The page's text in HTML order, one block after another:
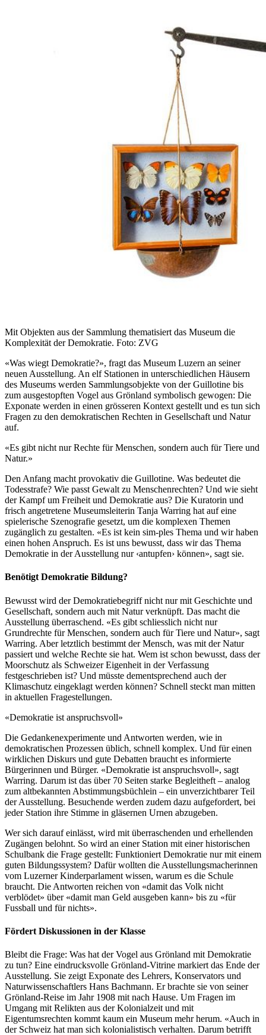
Mit Objekten aus der Sammlung thematisiert das Museum die
Komplexität der Demokratie. Foto: ZVG
«Was wiegt Demokratie?», fragt das Museum Luzern an seiner
neuen Ausstellung. An elf Stationen in unterschiedlichen Häusern
des Museums werden Sammlungsobjekte von der Guillotine bis
zum ausgestopften Vogel aus Grönland symbolisch gewogen: Die
Exponate werden in einen grösseren Kontext gestellt und es tun sich
Fragen zu den demokratischen Rechten in Gesellschaft und Natur
auf.
«Es gibt nicht nur Rechte für Menschen, sondern auch für Tiere und
Natur.»
Den Anfang macht provokativ die Guillotine. Was bedeutet die
Todesstrafe? Wie passt Gewalt zu Menschenrechten? Und wie sieht
der Kampf um Freiheit und Demokratie aus? Die Kuratorin und
frisch angetretene Museumsleiterin Tanja Warring hat auf eine
spielerische Szenografie gesetzt, um die komplexen Themen
zugänglich zu gestalten. «Es ist kein sim-ples Thema und wir haben
einen hohen Anspruch. Es ist uns bewusst, dass wir das Thema
Demokratie in der Ausstellung nur ‹antupfen› können», sagt sie.
Benötigt Demokratie Bildung?
Bewusst wird der Demokratiebegriff nicht nur mit Geschichte und
Gesellschaft, sondern auch mit Natur verknüpft. Das macht die
Ausstellung überraschend. «Es gibt schliesslich nicht nur
Grundrechte für Menschen, sondern auch für Tiere und Natur», sagt
Warring. Aber letztlich bestimmt der Mensch, was mit der Natur
passiert und welche Rechte sie hat. Wem ist schon bewusst, dass der
Moorschutz als Schweizer Eigenheit in der Verfassung
festgeschrieben ist? Und müsste dementsprechend auch der
Klimaschutz eingeklagt werden können? Schnell steckt man mitten
in aktuellen Fragestellungen.
«Demokratie ist anspruchsvoll»
Die Gedankenexperimente und Antworten werden, wie in
demokratischen Prozessen üblich, schnell komplex. Und für einen
wirklichen Diskurs und gute Debatten braucht es informierte
Bürgerinnen und Bürger. «Demokratie ist anspruchsvoll», sagt
Warring. Darum ist das über 70 Seiten starke Begleitheft – analog
zum altbekannten Abstimmungsbüchlein – ein unverzichtbarer Teil
der Ausstellung. Besuchende werden zudem dazu aufgefordert, bei
jeder Station ihre Stimme in gläsernen Urnen abzugeben.
Wer sich darauf einlässt, wird mit überraschenden und erhellenden
Zugängen belohnt. So wird an einer Station mit einer historischen
Schulbank die Frage gestellt: Funktioniert Demokratie nur mit einem
guten Bildungssystem? Dafür wollten die Ausstellungsmacherinnen
vom Luzerner Kinderparlament wissen, warum es die Schule
braucht. Die Antworten reichen von «damit das Volk nicht
verblödet» über «damit man Geld ausgeben kann» bis zu «für
Fussball und für nichts».
Fördert Diskussionen in der Klasse
Bleibt die Frage: Was hat der Vogel aus Grönland mit Demokratie
zu tun? Eine eindrucksvolle Grönland-Vitrine markiert das Ende der
Ausstellung. Sie zeigt Exponate des Lehrers, Konservators und
Naturwissenschaftlers Hans Bachmann. Er brachte sie von seiner
Grönland-Reise im Jahr 1908 mit nach Hause. Um Fragen im
Umgang mit Relikten aus der Kolonialzeit und mit
Eigentumsrechten kommt kaum ein Museum mehr herum. «Auch in
der Schweiz hat man sich kolonialistisch verhalten. Darum betrifft